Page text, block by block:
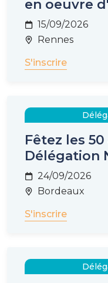
en oeuvre
15/09/2026
Rennes
S'inscrire
Fêtez les 50
Délégation
24/09/2026
Bordeaux
S'inscrire